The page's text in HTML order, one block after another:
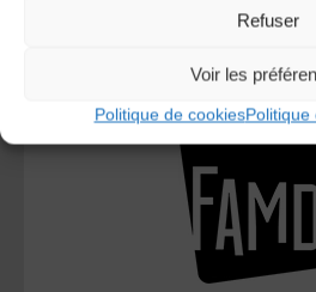
Refuser
Voir les
Politique de cookiesPolitique
L’AMTA EST